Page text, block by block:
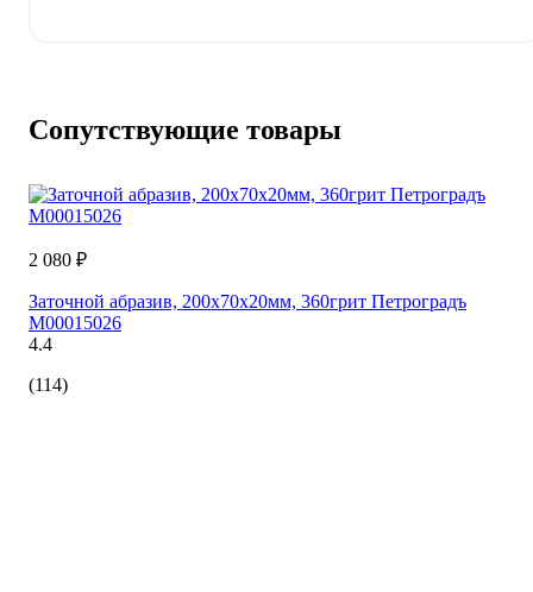
Сопутствующие товары
2 080 ₽
Заточной абразив, 200х70х20мм, 360грит Петроградъ
М00015026
4.4
(114)